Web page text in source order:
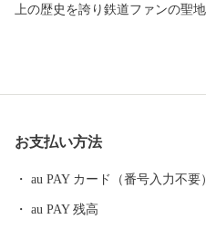
上の歴史を誇り鉄道ファンの聖
賀ふぐ」等豊富な海の幸。 日本
サイトできました。 詳しくは、
s://kuras-tsuruga.jp/ （上記URL
るさと納税コールセンター TEL
お支払い方法
au PAY カード（番号入力不要）
au PAY 残高